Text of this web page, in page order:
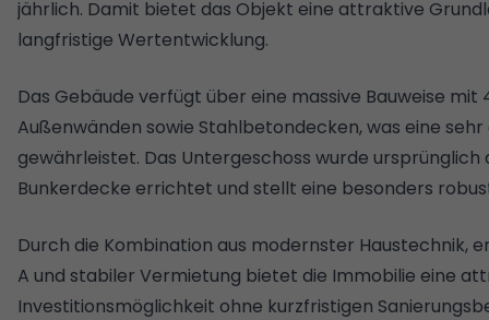
jährlich. Damit bietet das Objekt eine attraktive
langfristige Wertentwicklung.
Das Gebäude verfügt über eine massive Bauweise mit
Außenwänden sowie Stahlbetondecken, was eine
gewährleistet. Das Untergeschoss wurde ursprünglich
Bunkerdecke errichtet und stellt eine besonders
Durch die Kombination aus modernster Haustechnik,
A und stabiler Vermietung bietet die Immobilie eine
Investitionsmöglichkeit ohne kurzfristigen